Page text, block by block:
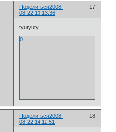
Поделиться 17
2008-
08-22 13:13:36
tyutyuty
0
Поделиться 18
2008-
08-22 14:11:51